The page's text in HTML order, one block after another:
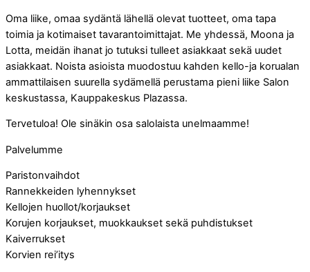
Oma liike, omaa sydäntä lähellä olevat tuotteet, oma tapa
toimia ja kotimaiset tavarantoimittajat. Me yhdessä, Moona ja
Lotta, meidän ihanat jo tutuksi tulleet asiakkaat sekä uudet
asiakkaat. Noista asioista muodostuu kahden kello-ja korualan
ammattilaisen suurella sydämellä perustama pieni liike Salon
keskustassa, Kauppakeskus Plazassa.
Tervetuloa! Ole sinäkin osa salolaista unelmaamme!
Palvelumme
Paristonvaihdot
Rannekkeiden lyhennykset
Kellojen huollot/korjaukset
Korujen korjaukset, muokkaukset sekä puhdistukset
Kaiverrukset
Korvien rei’itys